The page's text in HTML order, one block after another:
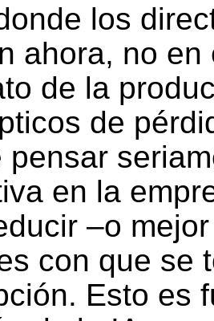
los
ahora, no
de la
de
pensar
en la
–o
con que se
Esto es